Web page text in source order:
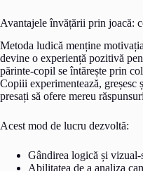
Avantajele învățării prin joacă:
Metoda ludică menține
devine o experiență pozitivă
părinte-copil se întărește prin
Copiii experimentează, greșesc
presați să ofere mereu
Acest mod de lucru dezvoltă:
Gândirea logică și vizual-
Abilitatea de a analiza